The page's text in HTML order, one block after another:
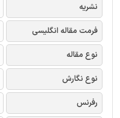
نشریه
فرمت مقاله انگلیسی
نوع مقاله
نوع نگارش
رفرنس